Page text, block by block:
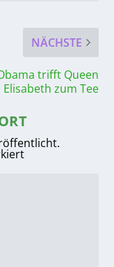
NÄCHSTE
trifft Queen
Elisabeth zum Tee